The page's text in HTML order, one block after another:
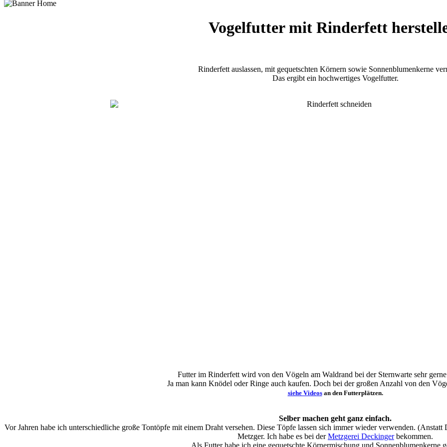
Vogelfutter mit Rinderfett
Rinderfett auslassen, mit gequetschten Körnern sowie Sonnenblumenkerne
Das ergibt ein hochwertiges Vogelfutter.
Futter im Rinderfett wird von den Vögeln am Waldrand bei der Sternwarte sehr
Ja man kann Knödel oder Ringe auch kaufen. Doch bei der großen Anzahl von den
siehe Videosan den Futterplätzen.
Selber machen geht ganz einfach.
Vor Jahren habe ich unterschiedliche große Tontöpfe mit einem Draht versehen. Diese Töpfe lassen sich immer wieder verwenden.
Metzger. Ich habe es bei derMetzgerei Deckingerbekommen.
Als Futter habe ich eine gequetschte Körnermischung und Sonnenblumenkerne